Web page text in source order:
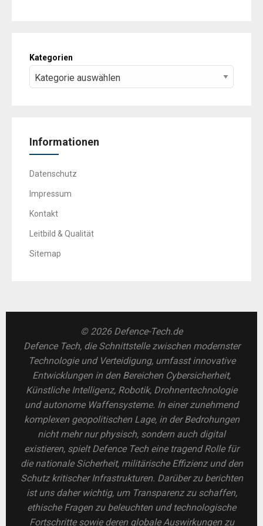
Kategorien
Informationen
Datenschutz
Impressum
Kontakt
Leitbild & Qualität
Sitemap
© 2026 Defence-Tech.de
Defence Tech, die Schnittstelle zwischen modernster
Technologie und Verteidigung, umfasst innovative
Entwicklungen in den Bereichen Cybersicherheit,
Künstliche Intelligenz, Robotik, Drohnentechnologie
und autonome Waffensysteme. In einer zunehmend
komplexen geopolitischen Lage, in der Bedrohungen
nicht mehr nur physisch, sondern auch digital
existieren, spielt Defence Tech eine tragend Rolle für
die nationale Sicherheit, militärische Effizienz und den
Schutz kritischer Infrastrukturen. Darüber zu berichten
ist uns daher wichtig, um Transparenz zu schaffen,
ethische Fragen zu beleuchten und technologische
Fortschritte sowie deren globale Auswirkungen zu